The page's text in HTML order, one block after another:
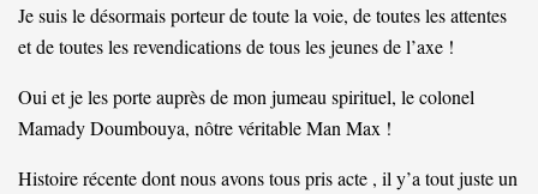
Je suis le désormais porteur de toute la voie, de toutes les attentes
et de toutes les revendications de tous les jeunes de l’axe !
Oui et je les porte auprès de mon jumeau spirituel, le colonel
Mamady Doumbouya, nôtre véritable Man Max !
Histoire récente dont nous avons tous pris acte , il y’a tout juste un